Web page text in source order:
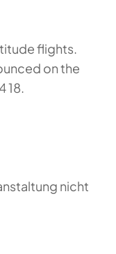
flights.
on the
18.
nicht